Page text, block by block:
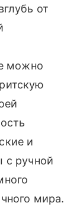
от
можно
и
с ручной
мира.